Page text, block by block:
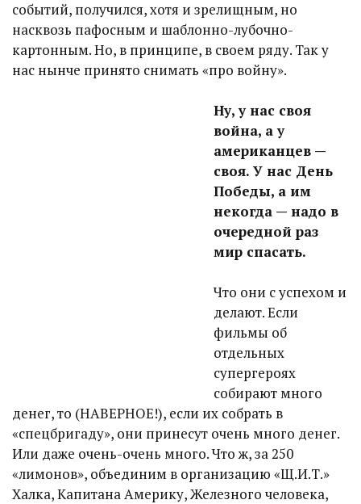
событий, получился, хотя и зрелищным, но
насквозь пафосным и шаблонно-лубочно-
картонным. Но, в принципе, в своем ряду. Так у
нас нынче принято снимать «про войну».
Ну, у нас своя
война, а у
американцев —
своя. У нас День
Победы, а им
некогда — надо в
очередной раз
мир спасать.
Что они с успехом и
делают. Если
фильмы об
отдельных
супергероях
собирают много
денег, то (НАВЕРНОЕ!), если их собрать в
«спецбригаду», они принесут очень много денег.
Или даже очень-очень много. Что ж, за 250
«лимонов», объединим в организацию «Щ.И.Т.»
Халка, Капитана Америку, Железного человека,